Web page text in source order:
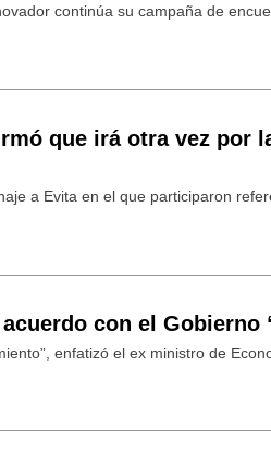
continúa su campaña de
que irá otra vez por
a Evita en el que participaron
con el Gobierno
enfatizó el ex ministro de